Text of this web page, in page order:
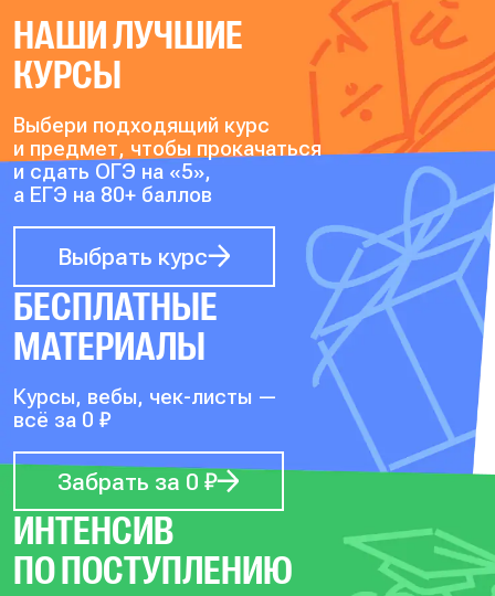
НАШИ ЛУЧШИЕ
КУРСЫ
Выбери подходящий курс
и предмет, чтобы прокачаться
и сдать ОГЭ на «5»,
а ЕГЭ на 80+ баллов
Выбрать курс
БЕСПЛАТНЫЕ
МАТЕРИАЛЫ
Курсы, вебы, чек-листы —
всё за 0 ₽
Забрать за 0 ₽
ИНТЕНСИВ
ПО ПОСТУПЛЕНИЮ